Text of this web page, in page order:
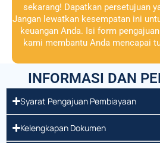
sekarang! Dapatkan persetujuan
Jangan lewatkan kesempatan ini
keuangan Anda. Isi form
kami membantu Anda mencapai
INFORMASI DAN
Syarat Pengajuan Pembiayaan
Kelengkapan Dokumen